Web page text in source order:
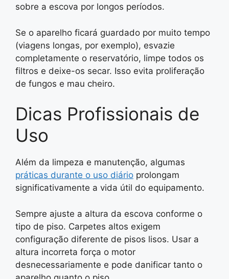
sobre a escova por longos períodos.
Se o aparelho ficará guardado por muito tempo
(viagens longas, por exemplo), esvazie
completamente o reservatório, limpe todos os
filtros e deixe-os secar. Isso evita proliferação
de fungos e mau cheiro.
Dicas Profissionais de
Uso
Além da limpeza e manutenção, algumas
práticas durante o uso diário prolongam
significativamente a vida útil do equipamento.
Sempre ajuste a altura da escova conforme o
tipo de piso. Carpetes altos exigem
configuração diferente de pisos lisos. Usar a
altura incorreta força o motor
desnecessariamente e pode danificar tanto o